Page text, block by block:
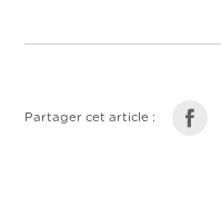
Partager cet article :